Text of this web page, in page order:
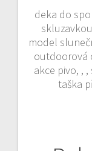
deka do
model
outdoorová
akce pivo, ,
taška